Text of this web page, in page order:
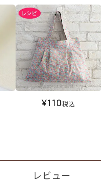
¥110税込
レビュー